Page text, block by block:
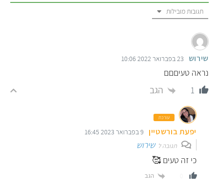
תגובות מובילות
שירוש 23 בפברואר 2022 10:06
נראה טעיםםם
1
הגב
עורכת
יפעת בורשטיין 9 בפברואר 2023 16:45
תגובה לשירוש
כי זה טעים 🥰
הגב